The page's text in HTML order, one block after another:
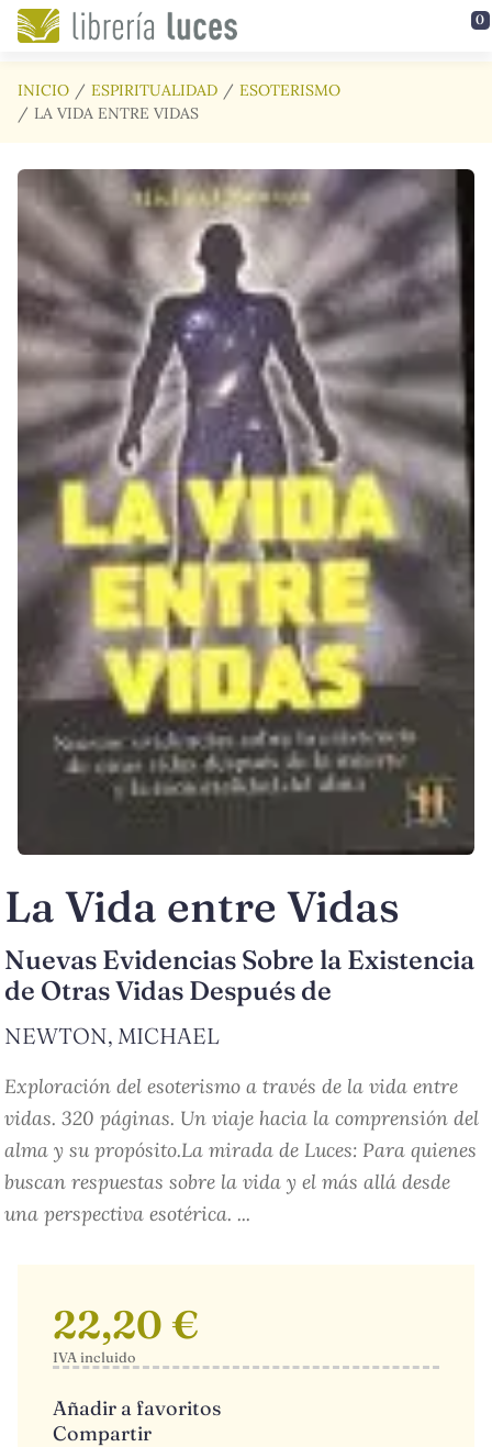
Saltar al contenido principal 0
INICIO ESPIRITUALIDAD
ESOTERISMO
LA VIDA ENTRE VIDAS
La Vida entre Vidas
Nuevas Evidencias Sobre la Existencia
de Otras Vidas Después de
NEWTON, MICHAEL
Exploración del esoterismo a través de la vida entre
vidas. 320 páginas. Un viaje hacia la comprensión del
alma y su propósito.La mirada de Luces: Para quienes
buscan respuestas sobre la vida y el más allá desde
una perspectiva esotérica. ...
22,20 €
IVA incluido
Añadir a favoritos
Compartir